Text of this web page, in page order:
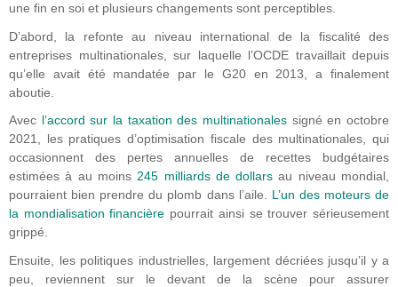
une fin en soi et plusieurs changements sont perceptibles.
D’abord, la refonte au niveau international de la fiscalité des
entreprises multinationales, sur laquelle l’OCDE travaillait depuis
qu’elle avait été mandatée par le G20 en 2013, a finalement
aboutie.
Avec l’accord sur la taxation des multinationales signé en octobre
2021, les pratiques d’optimisation fiscale des multinationales, qui
occasionnent des pertes annuelles de recettes budgétaires
estimées à au moins245 milliards de dollars au niveau mondial,
pourraient bien prendre du plomb dans l’aile. L’un des moteurs de
la mondialisation financière pourrait ainsi se trouver sérieusement
grippé.
Ensuite, les politiques industrielles, largement décriées jusqu’il y a
peu, reviennent sur le devant de la scène pour assurer